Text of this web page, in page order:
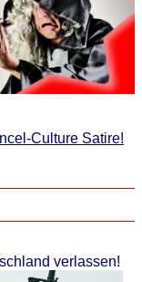
Culture Satire!
verlassen!